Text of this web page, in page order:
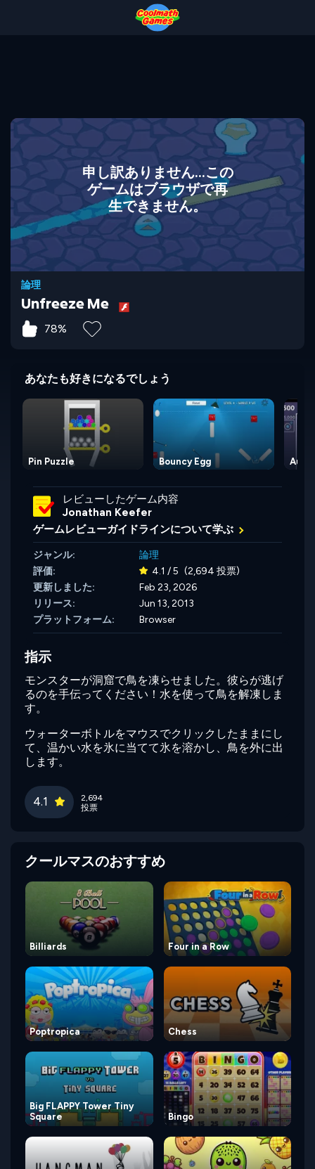
申し訳ありません...この
ゲームはブラウザで再
生できません。
論理
Unfreeze Me
78%
あなたも好きになるでしょう
Pin Puzzle Bouncy Egg
レビューしたゲーム内容
Jonathan Keefer
ゲームレビューガイドラインについて学ぶ
ジャンル:
論理
評価:
4.1 / 5 (2,694 投票)
更新しました:
Feb 23, 2026
リリース:
Jun 13, 2013
プラットフォーム:
Browser
指示
モンスターが洞窟で鳥を凍らせました。彼らが逃げ
るのを手伝ってください！水を使って鳥を解凍しま
す。
ウォーターボトルをマウスでクリックしたままにし
て、温かい水を氷に当てて氷を溶かし、鳥を外に出
します。
4.1
2,694
投票
クールマスのおすすめ
Billiards Four in a Row
Poptropica Chess
Big FLAPPY Tower Tiny
Square
Bingo